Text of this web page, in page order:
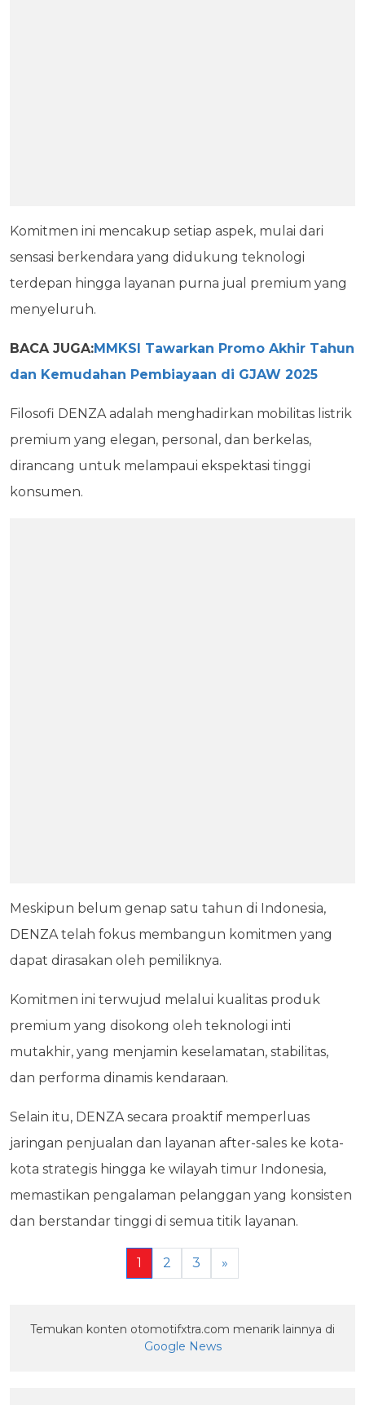
Komitmen ini mencakup setiap aspek, mulai dari
sensasi berkendara yang didukung teknologi
terdepan hingga layanan purna jual premium yang
menyeluruh.
BACA JUGA:MMKSI Tawarkan Promo Akhir Tahun
dan Kemudahan Pembiayaan di GJAW 2025
Filosofi DENZA adalah menghadirkan mobilitas listrik
premium yang elegan, personal, dan berkelas,
dirancang untuk melampaui ekspektasi tinggi
konsumen.
Meskipun belum genap satu tahun di Indonesia,
DENZA telah fokus membangun komitmen yang
dapat dirasakan oleh pemiliknya.
Komitmen ini terwujud melalui kualitas produk
premium yang disokong oleh teknologi inti
mutakhir, yang menjamin keselamatan, stabilitas,
dan performa dinamis kendaraan.
Selain itu, DENZA secara proaktif memperluas
jaringan penjualan dan layanan after-sales ke kota-
kota strategis hingga ke wilayah timur Indonesia,
memastikan pengalaman pelanggan yang konsisten
dan berstandar tinggi di semua titik layanan.
1 2 3 »
Temukan konten otomotifxtra.com menarik lainnya di
Google News